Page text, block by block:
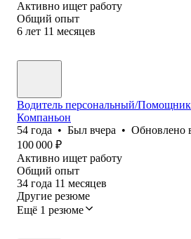
Активно ищет работу
Общий опыт
6 лет 11 месяцев
Водитель персональный/
Компаньон
54 года • Был вчера • Обновлено
100 000 ₽
Активно ищет работу
Общий опыт
34 года 11 месяцев
Другие резюме
Ещё 1 резюме